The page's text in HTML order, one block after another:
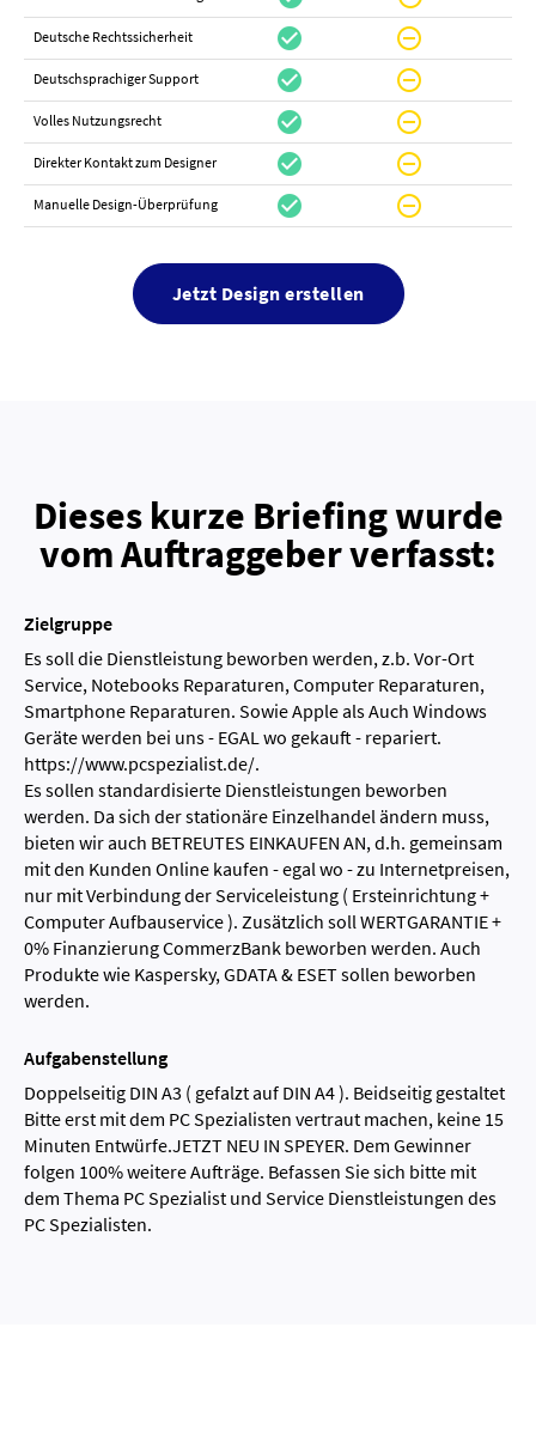
Deutsche Rechtssicherheit check_circle do_not_disturb_on
Deutschsprachiger Support check_circle do_not_disturb_on
Volles Nutzungsrecht check_circle do_not_disturb_on
Direkter Kontakt zum Designer check_circle do_not_disturb_on
Manuelle Design-Überprüfung check_circle do_not_disturb_on
Jetzt Design erstellen
Dieses kurze Briefing wurde
vom Auftraggeber verfasst:
Zielgruppe
Es soll die Dienstleistung beworben werden, z.b. Vor-Ort
Service, Notebooks Reparaturen, Computer Reparaturen,
Smartphone Reparaturen. Sowie Apple als Auch Windows
Geräte werden bei uns - EGAL wo gekauft - repariert.
https://www.pcspezialist.de/.
Es sollen standardisierte Dienstleistungen beworben
werden. Da sich der stationäre Einzelhandel ändern muss,
bieten wir auch BETREUTES EINKAUFEN AN, d.h. gemeinsam
mit den Kunden Online kaufen - egal wo - zu Internetpreisen,
nur mit Verbindung der Serviceleistung ( Ersteinrichtung +
Computer Aufbauservice ). Zusätzlich soll WERTGARANTIE +
0% Finanzierung CommerzBank beworben werden. Auch
Produkte wie Kaspersky, GDATA & ESET sollen beworben
werden.
Aufgabenstellung
Doppelseitig DIN A3 ( gefalzt auf DIN A4 ). Beidseitig gestaltet
Bitte erst mit dem PC Spezialisten vertraut machen, keine 15
Minuten Entwürfe.JETZT NEU IN SPEYER. Dem Gewinner
folgen 100% weitere Aufträge. Befassen Sie sich bitte mit
dem Thema PC Spezialist und Service Dienstleistungen des
PC Spezialisten.